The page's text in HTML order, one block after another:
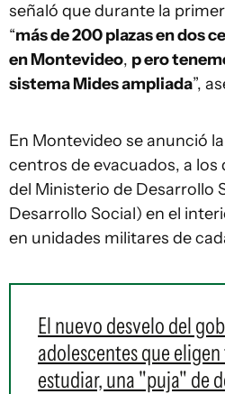
señaló que durante la
“más de 200 plazas en dos
en Montevideo, pero
sistema Mides ampliada”,
En Montevideo se anunció
centros de evacuados, a los
del Ministerio de Desarrollo
Desarrollo Social) en el
en unidades militares de
El nuevo desvelo del
adolescentes que
estudiar, una "puja" de